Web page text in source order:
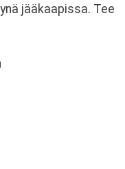
jääkaapissa. Tee